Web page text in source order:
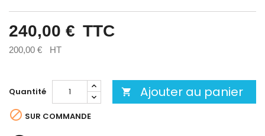
240,00 € TTC
200,00 € HT
Quantité  Ajouter au panier
 SUR COMMANDE